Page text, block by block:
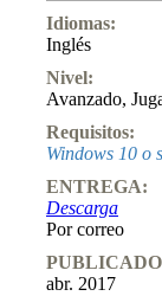
Idiomas:
Inglés
Nivel:
Avanzado,
Requisitos:
Windows 10 o
ENTREGA:
Descarga
Por correo
abr. 2017